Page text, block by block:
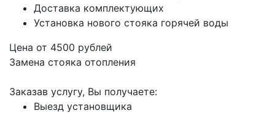
Доставка комплектующих
Установка нового стояка горячей воды
Цена от 4500 рублей
Замена стояка отопления
Заказав услугу, Вы получаете:
Выезд установщика